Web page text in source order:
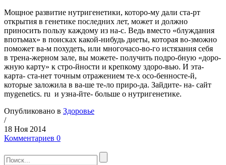
Мощное развитие нутригенетики, которо-му дали ста-рт
открытия в генетике последних лет, может и должно
приносить пользу каждому из на-с. Ведь вместо «блуждания
впотьмах» в поисках какой-нибудь диеты, которая во-зможно
поможет ва-м похудеть, или многочасо-во-го истязания себя
в трена-жерном зале, вы можете- получить подро-бную «доро-
жную карту» к стро-йности и крепкому здоро-вью. И эта-
карта- ста-нет точным отражением те-х осо-бенносте-й,
которые заложила в ва-ше те-ло приро-да. Зайдите- на- сайт
mygenetics. ru и узна-йте- больше о нутригенетике.
Опубликовано в Здоровье
/
18 Ноя 2014
Комментариев 0